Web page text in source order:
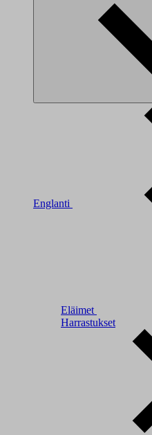
Englanti
Eläimet
Harrastukset